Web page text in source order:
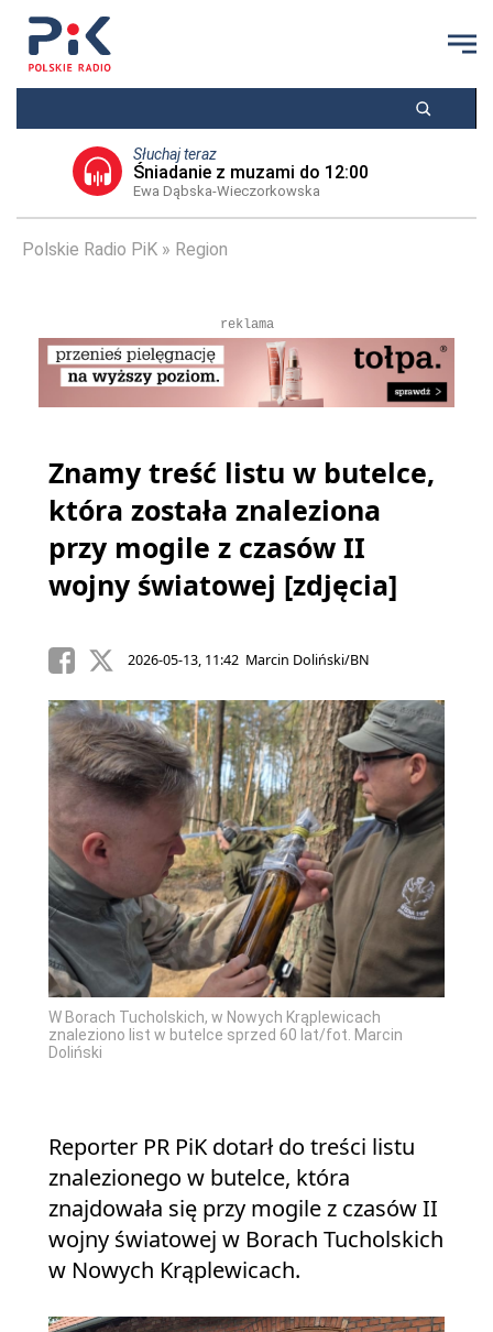
Słuchaj teraz
Śniadanie z muzami do 12:00
Ewa Dąbska-Wieczorkowska
Polskie Radio PiK Region
reklama
Znamy treść listu w butelce,
która została znaleziona
przy mogile z czasów II
wojny światowej [zdjęcia]
2026-05-13, 11:42 Marcin Doliński/BN
W Borach Tucholskich, w Nowych Krąplewicach
znaleziono list w butelce sprzed 60 lat/fot. Marcin
Doliński
Reporter PR PiK dotarł do treści listu
znalezionego w butelce, która
znajdowała się przy mogile z czasów II
wojny światowej w Borach Tucholskich
w Nowych Krąplewicach.